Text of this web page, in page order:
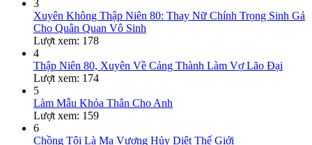
3
Xuyên Không Thập Niên 80: Thay Nữ Chính Trọng Sinh Gả
Cho Quân Quan Vô Sinh
Lượt xem: 178
4
Thập Niên 80, Xuyên Về Cảng Thành Làm Vợ Lão Đại
Lượt xem: 174
5
Làm Mẫu Khỏa Thân Cho Anh
Lượt xem: 159
6
Chồng Tôi Là Ma Vương Hủy Diệt Thế Giới